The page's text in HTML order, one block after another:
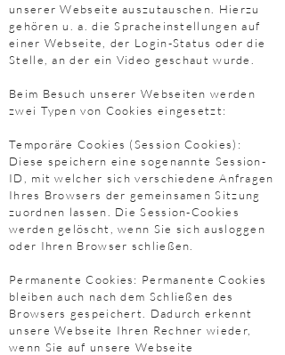
unserer Webseite auszutauschen. Hierzu
gehören u. a. die Spracheinstellungen auf
einer Webseite, der Login-Status oder die
Stelle, an der ein Video geschaut wurde.
Beim Besuch unserer Webseiten werden
zwei Typen von Cookies eingesetzt:
Temporäre Cookies (Session Cookies):
Diese speichern eine sogenannte Session-
ID, mit welcher sich verschiedene Anfragen
Ihres Browsers der gemeinsamen Sitzung
zuordnen lassen. Die Session-Cookies
werden gelöscht, wenn Sie sich ausloggen
oder Ihren Browser schließen.
Permanente Cookies: Permanente Cookies
bleiben auch nach dem Schließen des
Browsers gespeichert. Dadurch erkennt
unsere Webseite Ihren Rechner wieder,
wenn Sie auf unsere Webseite